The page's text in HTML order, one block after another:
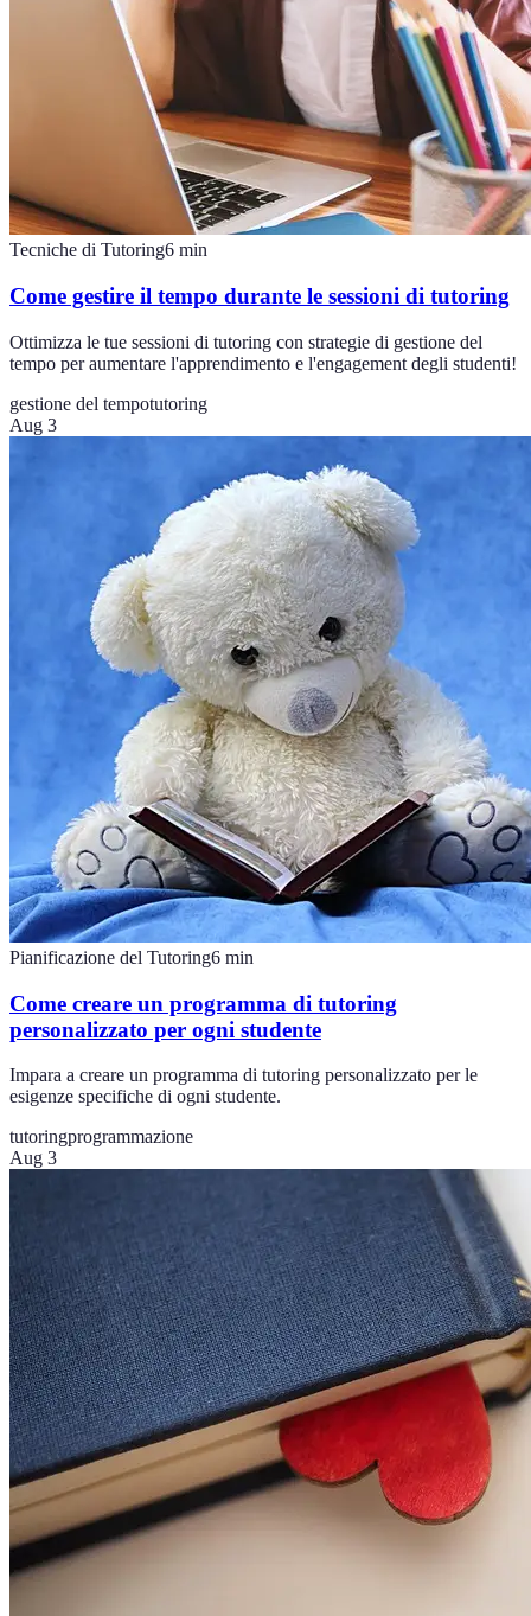
Tecniche di Tutoring6 min
Come gestire il tempo durante le sessioni di tutoring
Ottimizza le tue sessioni di tutoring con strategie di gestione del
tempo per aumentare l'apprendimento e l'engagement degli studenti!
gestione del tempotutoring
Aug 3
Pianificazione del Tutoring6 min
Come creare un programma di tutoring
personalizzato per ogni studente
Impara a creare un programma di tutoring personalizzato per le
esigenze specifiche di ogni studente.
tutoringprogrammazione
Aug 3